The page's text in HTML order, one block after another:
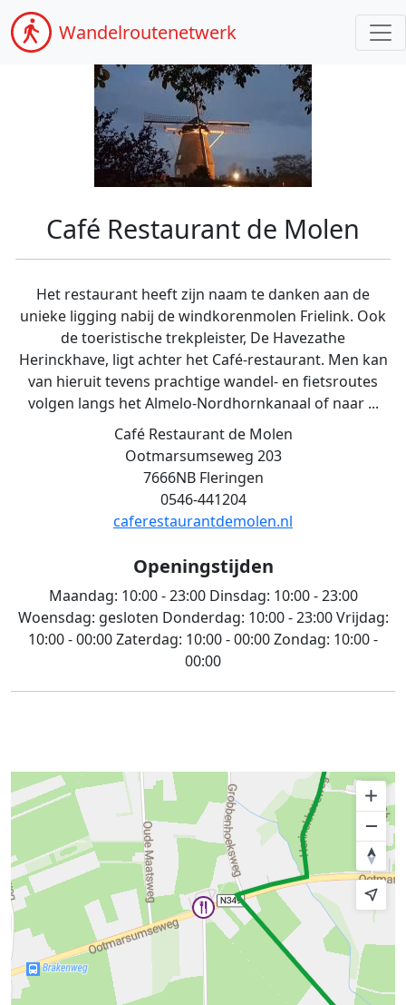
Wandelroutenetwerk
Café Restaurant de Molen
Het restaurant heeft zijn naam te danken aan de
unieke ligging nabij de windkorenmolen Frielink. Ook
de toeristische trekpleister, De Havezathe
Herinckhave, ligt achter het Café-restaurant. Men kan
van hieruit tevens prachtige wandel- en fietsroutes
volgen langs het Almelo-Nordhornkanaal of naar ...
Café Restaurant de Molen
Ootmarsumseweg 203
7666NB Fleringen
0546-441204
caferestaurantdemolen.nl
Openingstijden
Maandag: 10:00 - 23:00Dinsdag: 10:00 - 23:00
Woensdag: gesloten Donderdag: 10:00 - 23:00Vrijdag:
10:00 - 00:00Zaterdag: 10:00 - 00:00Zondag: 10:00 -
00:00